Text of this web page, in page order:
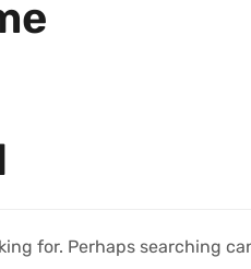
for. Perhaps searching